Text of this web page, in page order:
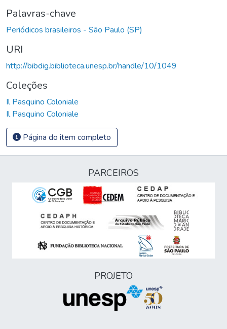
Palavras-chave
Periódicos brasileiros - São Paulo (SP)
URI
http://bibdig.biblioteca.unesp.br/handle/10/1049
Coleções
Il Pasquino Coloniale
Il Pasquino Coloniale
Página do item completo
PARCEIROS
PROJETO